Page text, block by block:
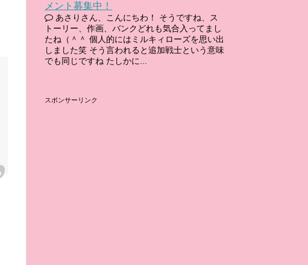
メント募集中！
あさりさん、こんにちわ！ そうですね、ス
トーリー、作画、バンクどれも気合入ってまし
たね（＾＾ 個人的にはミルキィローズを思い出
しました笑 そう言われると追加戦士という意味
でも同じですね たしかに...
スポンサーリンク